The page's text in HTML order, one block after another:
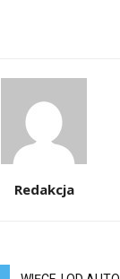
Redakcja